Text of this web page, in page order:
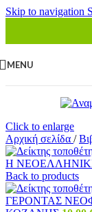
Skip to navigation
MENU
Click to enlarge
Αρχική σελίδα /
Η
Back to products
ΓΕΡΟΝΤΑΣ